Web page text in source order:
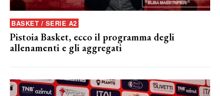
BASKET / SERIE A2
Pistoia Basket, ecco il programma degli
allenamenti e gli aggregati